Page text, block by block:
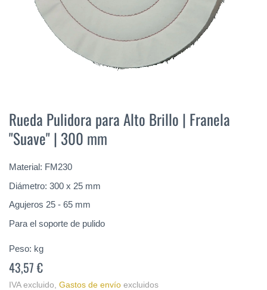
comienzo
de
la
de
imágenes
Rueda Pulidora para Alto Brillo | Franela
"Suave" | 300 mm
Material: FM230
Diámetro: 300 x 25 mm
Agujeros 25 - 65 mm
Para el soporte de pulido
Peso: kg
43,57 €
IVA excluido Gastos de envío excluidos